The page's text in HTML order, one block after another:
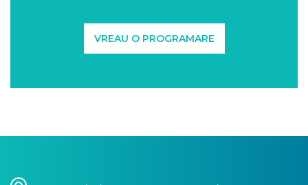
VREAU O PROGRAMARE